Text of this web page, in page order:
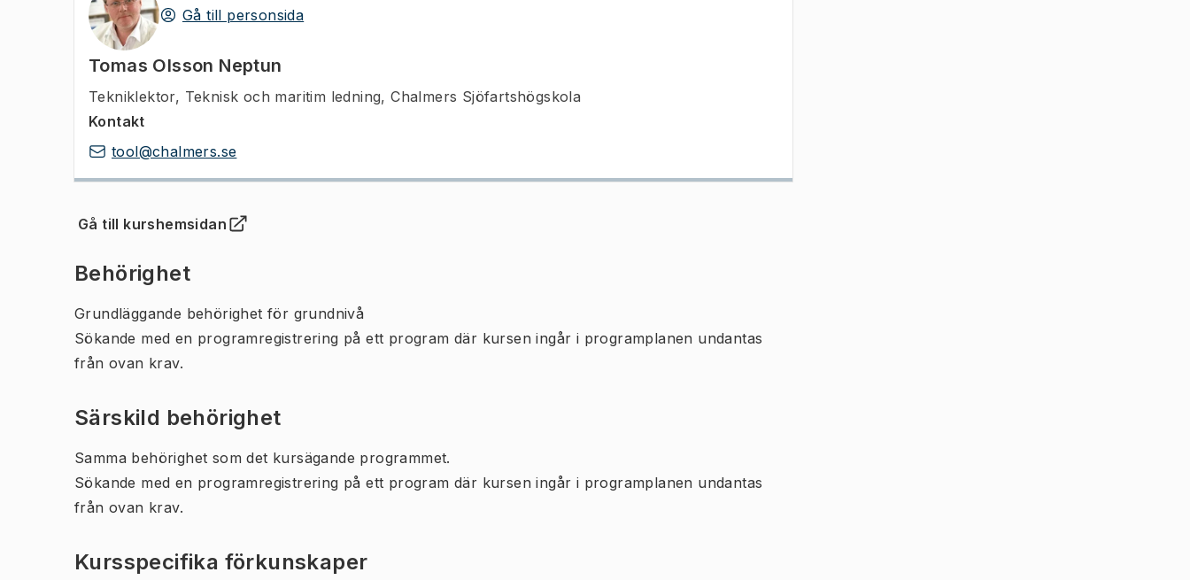
Gå till personsida
Tomas Olsson Neptun
Tekniklektor, Teknisk och maritim ledning, Chalmers Sjöfartshögskola
Kontakt
tool@chalmers.se
Gå till kurshemsidan
(Öppnas i ny flik)
Behörighet
Grundläggande behörighet för grundnivå
Sökande med en programregistrering på ett program där kursen ingår i programplanen undantas
från ovan krav.
Särskild behörighet
Samma behörighet som det kursägande programmet.
Sökande med en programregistrering på ett program där kursen ingår i programplanen undantas
från ovan krav.
Kursspecifika förkunskaper